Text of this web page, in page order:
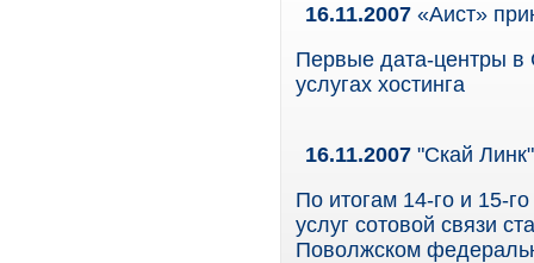
16.11.2007 «Аист»
Первые дата-центры в
услугах хостинга
16.11.2007 "Скай
По итогам 14-го и 15-
услуг сотовой связи
Поволжском